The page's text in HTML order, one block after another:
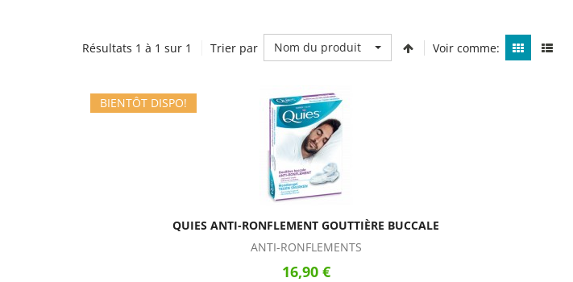
Résultats 1 à 1 sur 1 Trier par Nom du produit Voir comme:
BIENTÔT DISPO!
QUIES ANTI-RONFLEMENT GOUTTIÈRE BUCCALE
ANTI-RONFLEMENTS
16,90 €